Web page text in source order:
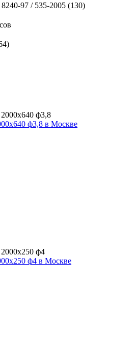
97 / 535-2005 (130)
)
ф3,8 в Москве
ф4 в Москве